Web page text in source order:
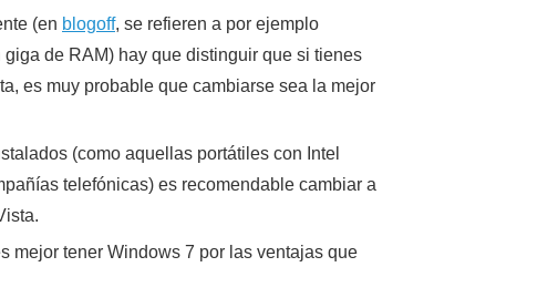
(en blogoff, se refieren a por ejemplo
de RAM) hay que distinguir que si tienes
es muy probable que cambiarse sea la mejor
(como aquellas portátiles con Intel
telefónicas) es recomendable cambiar a
mejor tener Windows 7 por las ventajas que